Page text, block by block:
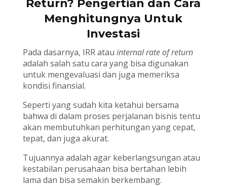
Return? Pengertian dan Cara
Menghitungnya Untuk
Investasi
Pada dasarnya, IRR atau internal rate of return
adalah salah satu cara yang bisa digunakan
untuk mengevaluasi dan juga memeriksa
kondisi finansial.
Seperti yang sudah kita ketahui bersama
bahwa di dalam proses perjalanan bisnis tentu
akan membutuhkan perhitungan yang cepat,
tepat, dan juga akurat.
Tujuannya adalah agar keberlangsungan atau
kestabilan perusahaan bisa bertahan lebih
lama dan bisa semakin berkembang.